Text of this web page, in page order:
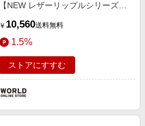
【NEW レザーリップルシリーズ】
￥ 10,560送料無料
1.5%
ストアにすすむ